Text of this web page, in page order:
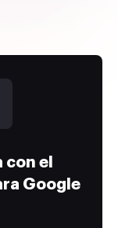
el
Google